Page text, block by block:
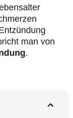
man von
.